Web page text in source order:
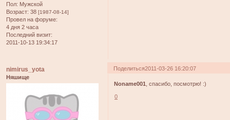
Пол: Мужской
Возраст: 38 [1987-08-14]
Провел на форуме:
4 дня 2 часа
Последний визит:
2011-10-13 19:34:17
Поделиться2011-03-26 16:20:07
nimirus_yota
Няшище
Noname001 , спасибо, посмотрю! :)
0